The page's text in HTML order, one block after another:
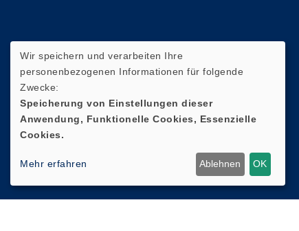
Wir speichern und verarbeiten Ihre
personenbezogenen Informationen für folgende
Zwecke:
Speicherung von Einstellungen dieser
Anwendung, Funktionelle Cookies, Essenzielle
Cookies.
Mehr erfahren Ablehnen OK